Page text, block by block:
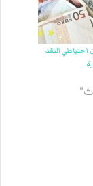
احتياطي النقد